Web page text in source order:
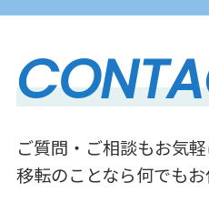
ご質問・ご相談もお気軽
移転のことなら何でもお